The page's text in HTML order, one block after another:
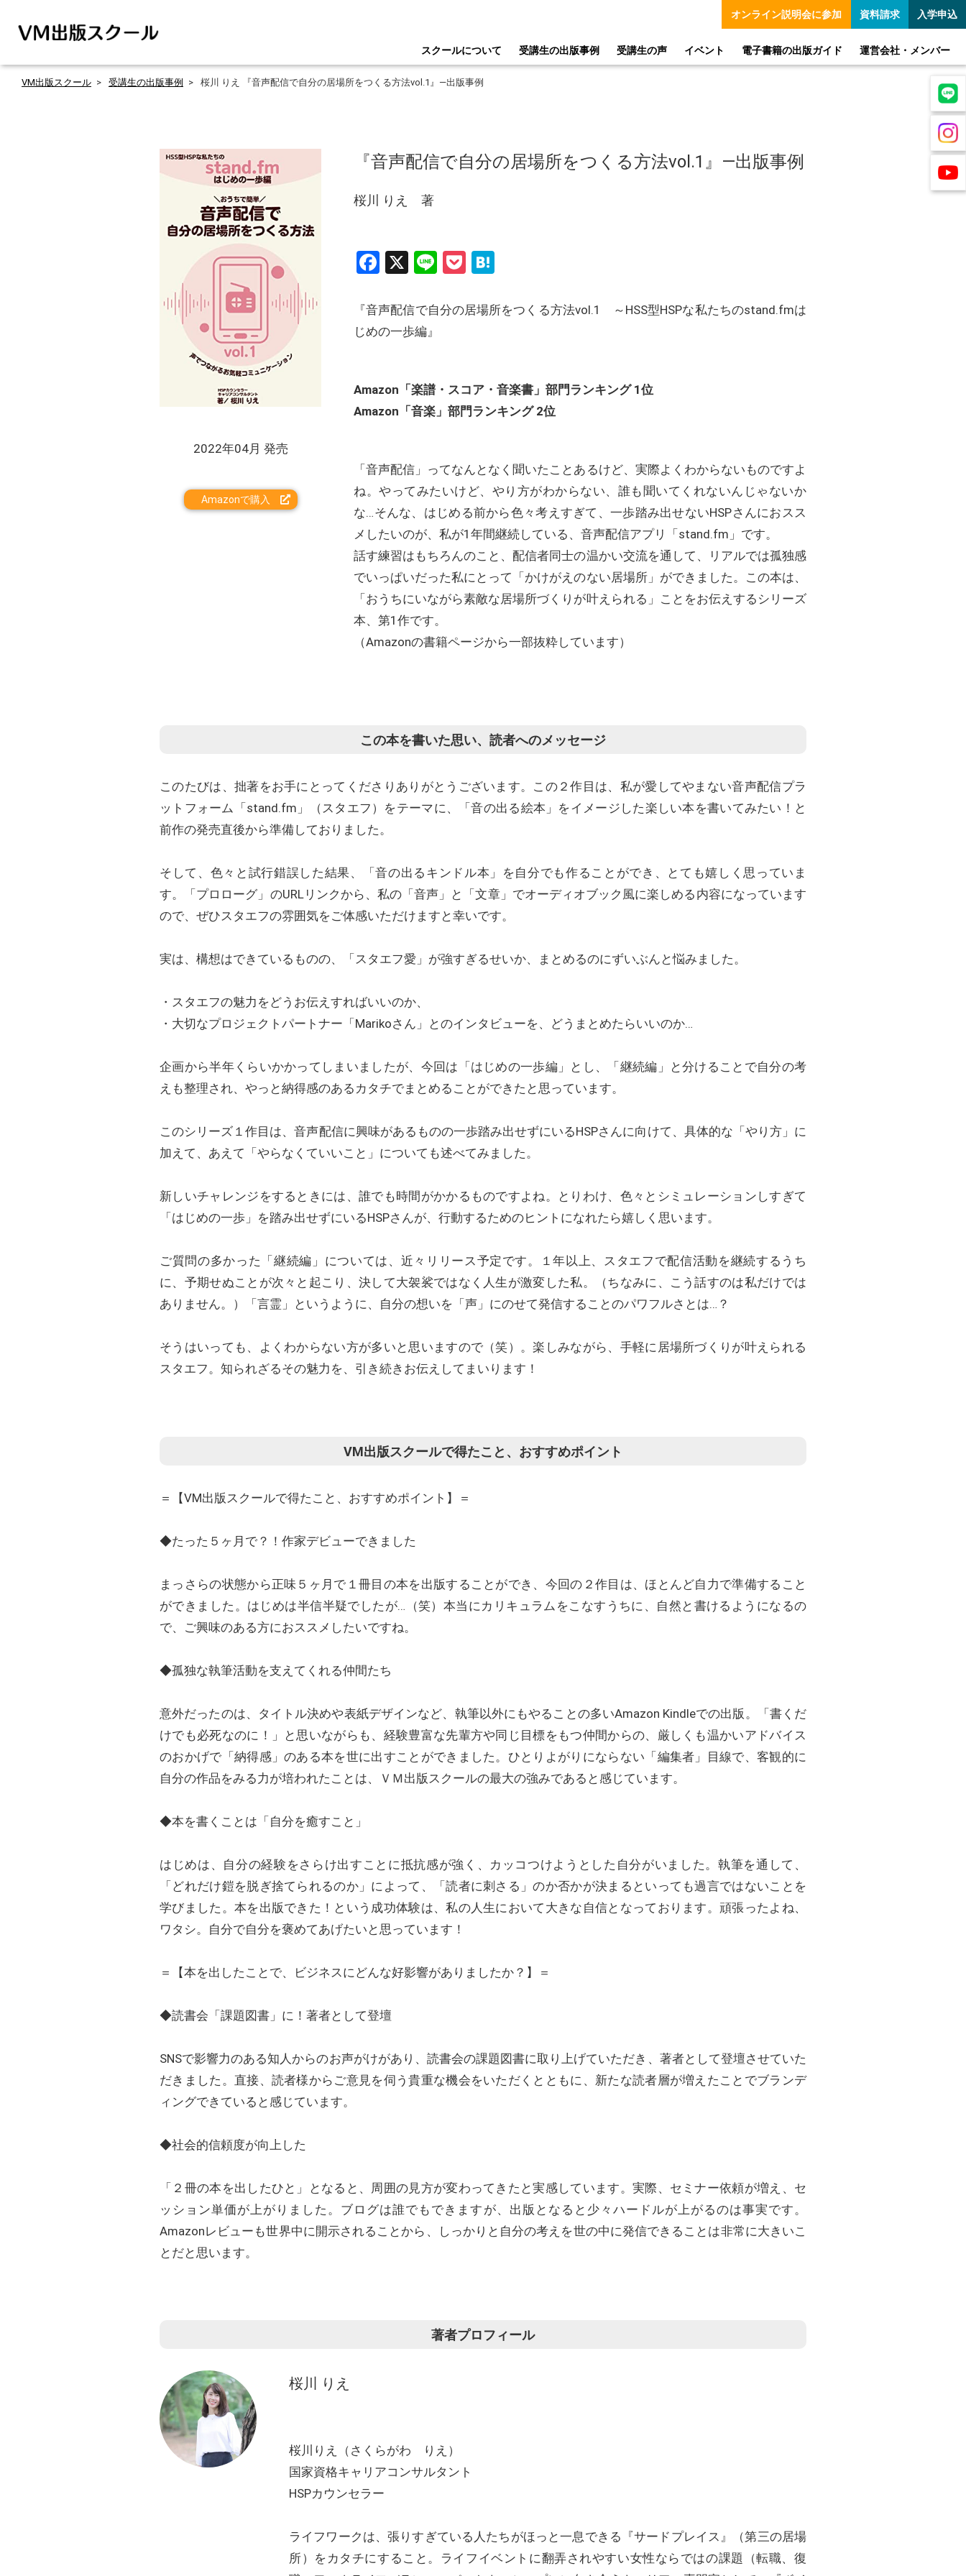
スクールについて 受講生の出版事例 受講生の声 イベント 電子書籍の出版ガイド 運営会社・メンバー
オンライン説明会に参加 資料請求 入学申込
VM出版スクール 受講生の出版事例 桜川 りえ 『音声配信で自分の居場所をつくる方法vol.1』―出版事例
2022年04月 発売
Amazonで購入
『音声配信で自分の居場所をつくる方法vol.1』―出版事例
桜川 りえ 著
Facebook
X LinePocket
『音声配信で自分の居場所をつくる方法vol.1 ～HSS型HSPな私たちのstand.fmは
じめの一歩編』
Amazon「楽譜・スコア・音楽書」部門ランキング 1位
Amazon「音楽」部門ランキング 2位
「音声配信」ってなんとなく聞いたことあるけど、実際よくわからないものですよ
ね。やってみたいけど、やり方がわからない、誰も聞いてくれないんじゃないか
な…そんな、はじめる前から色々考えすぎて、一歩踏み出せないHSPさんにおスス
メしたいのが、私が1年間継続している、音声配信アプリ「stand.fm」です。
話す練習はもちろんのこと、配信者同士の温かい交流を通して、リアルでは孤独感
でいっぱいだった私にとって「かけがえのない居場所」ができました。この本は、
「おうちにいながら素敵な居場所づくりが叶えられる」ことをお伝えするシリーズ
本、第1作です。
（Amazonの書籍ページから一部抜粋しています）
この本を書いた思い、読者へのメッセージ
このたびは、拙著をお手にとってくださりありがとうございます。この２作目は、私が愛してやまない音声配信プラ
ットフォーム「stand.fm」（スタエフ）をテーマに、「音の出る絵本」をイメージした楽しい本を書いてみたい！と
前作の発売直後から準備しておりました。
そして、色々と試行錯誤した結果、「音の出るキンドル本」を自分でも作ることができ、とても嬉しく思っていま
す。「プロローグ」のURLリンクから、私の「音声」と「文章」でオーディオブック風に楽しめる内容になっています
ので、ぜひスタエフの雰囲気をご体感いただけますと幸いです。
実は、構想はできているものの、「スタエフ愛」が強すぎるせいか、まとめるのにずいぶんと悩みました。
・スタエフの魅力をどうお伝えすればいいのか、
・大切なプロジェクトパートナー「Marikoさん」とのインタビューを、どうまとめたらいいのか…
企画から半年くらいかかってしまいましたが、今回は「はじめの一歩編」とし、「継続編」と分けることで自分の考
えも整理され、やっと納得感のあるカタチでまとめることができたと思っています。
このシリーズ１作目は、音声配信に興味があるものの一歩踏み出せずにいるHSPさんに向けて、具体的な「やり方」に
加えて、あえて「やらなくていいこと」についても述べてみました。
新しいチャレンジをするときには、誰でも時間がかかるものですよね。とりわけ、色々とシミュレーションしすぎて
「はじめの一歩」を踏み出せずにいるHSPさんが、行動するためのヒントになれたら嬉しく思います。
ご質問の多かった「継続編」については、近々リリース予定です。１年以上、スタエフで配信活動を継続するうち
に、予期せぬことが次々と起こり、決して大袈裟ではなく人生が激変した私。（ちなみに、こう話すのは私だけでは
ありません。）「言霊」というように、自分の想いを「声」にのせて発信することのパワフルさとは…？
そうはいっても、よくわからない方が多いと思いますので（笑）。楽しみながら、手軽に居場所づくりが叶えられる
スタエフ。知られざるその魅力を、引き続きお伝えしてまいります！
VM出版スクールで得たこと、おすすめポイント
＝【VM出版スクールで得たこと、おすすめポイント】＝
◆たった５ヶ月で？！作家デビューできました
まっさらの状態から正味５ヶ月で１冊目の本を出版することができ、今回の２作目は、ほとんど自力で準備すること
ができました。はじめは半信半疑でしたが…（笑）本当にカリキュラムをこなすうちに、自然と書けるようになるの
で、ご興味のある方におススメしたいですね。
◆孤独な執筆活動を支えてくれる仲間たち
意外だったのは、タイトル決めや表紙デザインなど、執筆以外にもやることの多いAmazon Kindleでの出版。「書くだ
けでも必死なのに！」と思いながらも、経験豊富な先輩方や同じ目標をもつ仲間からの、厳しくも温かいアドバイス
のおかげで「納得感」のある本を世に出すことができました。ひとりよがりにならない「編集者」目線で、客観的に
自分の作品をみる力が培われたことは、ＶＭ出版スクールの最大の強みであると感じています。
◆本を書くことは「自分を癒すこと」
はじめは、自分の経験をさらけ出すことに抵抗感が強く、カッコつけようとした自分がいました。執筆を通して、
「どれだけ鎧を脱ぎ捨てられるのか」によって、「読者に刺さる」のか否かが決まるといっても過言ではないことを
学びました。本を出版できた！という成功体験は、私の人生において大きな自信となっております。頑張ったよね、
ワタシ。自分で自分を褒めてあげたいと思っています！
＝【本を出したことで、ビジネスにどんな好影響がありましたか？】＝
◆読書会「課題図書」に！著者として登壇
SNSで影響力のある知人からのお声がけがあり、読書会の課題図書に取り上げていただき、著者として登壇させていた
だきました。直接、読者様からご意見を伺う貴重な機会をいただくとともに、新たな読者層が増えたことでブランデ
ィングできていると感じています。
◆社会的信頼度が向上した
「２冊の本を出したひと」となると、周囲の見方が変わってきたと実感しています。実際、セミナー依頼が増え、セ
ッション単価が上がりました。ブログは誰でもできますが、出版となると少々ハードルが上がるのは事実です。
Amazonレビューも世界中に開示されることから、しっかりと自分の考えを世の中に発信できることは非常に大きいこ
とだと思います。
著者プロフィール
桜川 りえ
桜川りえ（さくらがわ りえ）
国家資格キャリアコンサルタント
HSPカウンセラー
ライフワークは、張りすぎている人たちがほっと一息できる『サードプレイス』（第三の居場
所）をカタチにすること。ライフイベントに翻弄されやすい女性ならではの課題（転職、復